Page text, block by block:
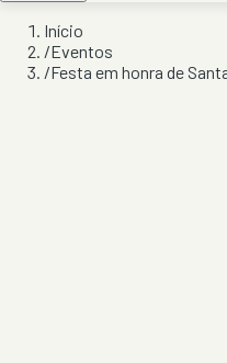
Início
/Eventos
/Festa em honra de